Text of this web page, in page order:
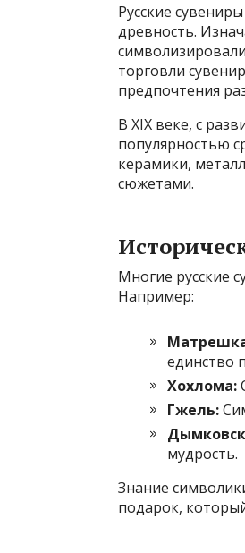
Русские
древность.
торговли
предпочтения
В XIX веке, с
популярностью
керамики,
сюжетами.
Многие русские
Например:
единство
Хохлома:
Гжель:
мудрость.
Знание
подарок,